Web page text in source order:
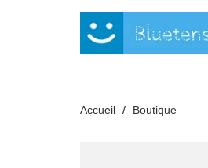
Accueil Boutique
Panneau de gestion des cookies